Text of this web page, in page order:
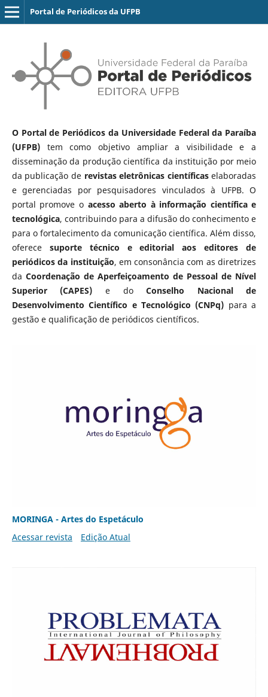
Portal de Periódicos da UFPB
O Portal de Periódicos da Universidade Federal da Paraíba
(UFPB)tem como objetivo ampliar a visibilidade e a
disseminação da produção científica da instituição por meio
da publicação de revistas eletrônicas científicaselaboradas
e gerenciadas por pesquisadores vinculados à UFPB. O
portal promove o acesso aberto à informação científica e
tecnológica, contribuindo para a difusão do conhecimento e
para o fortalecimento da comunicação científica. Além disso,
oferece suporte técnico e editorial aos editores de
periódicos da instituição, em consonância com as diretrizes
da Coordenação de Aperfeiçoamento de Pessoal de Nível
Superior (CAPES) e doConselho Nacional de
Desenvolvimento Científico e Tecnológico (CNPq) para a
gestão e qualificação de periódicos científicos.
MORINGA - Artes do Espetáculo
Acessar revista
Edição Atual